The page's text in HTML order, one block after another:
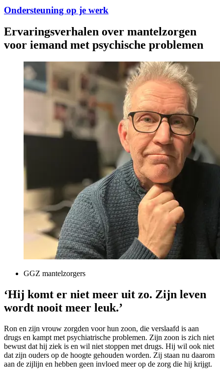
Ondersteuning op je werk
Ervaringsverhalen over mantelzorgen
voor iemand met psychische problemen
GGZ mantelzorgers
‘Hij komt er niet meer uit zo. Zijn leven
wordt nooit meer leuk.’
Ron en zijn vrouw zorgden voor hun zoon, die verslaafd is aan
drugs en kampt met psychiatrische problemen. Zijn zoon is zich niet
bewust dat hij ziek is en wil niet stoppen met drugs. Hij wil ook niet
dat zijn ouders op de hoogte gehouden worden. Zij staan nu daarom
aan de zijlijn en hebben geen invloed meer op de zorg die hij krijgt.